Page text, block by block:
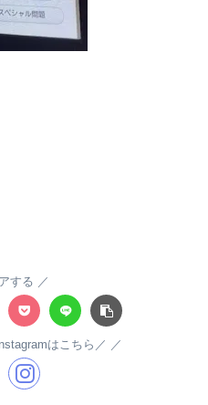
する
はこちら／